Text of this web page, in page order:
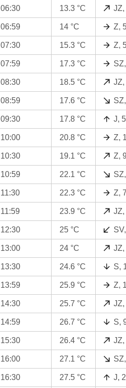
06:30 13.3 °C JZ,
06:59 14 °C Z,
07:30 15.3 °C Z,
07:59 17.3 °C
08:30 18.5 °C JZ,
08:59 17.6 °C
09:30 17.8 °C J,
10:00 20.8 °C Z,
10:30 19.1 °C Z,
10:59 22.1 °C
11:30 22.3 °C Z,
11:59 23.9 °C JZ,
12:30 25 °C
13:00 24 °C JZ,
13:30 24.6 °C S,
13:59 25.9 °C Z,
14:30 25.7 °C JZ,
14:59 26.7 °C S,
15:30 26.4 °C JZ,
16:00 27.1 °C
16:30 27.5 °C J,